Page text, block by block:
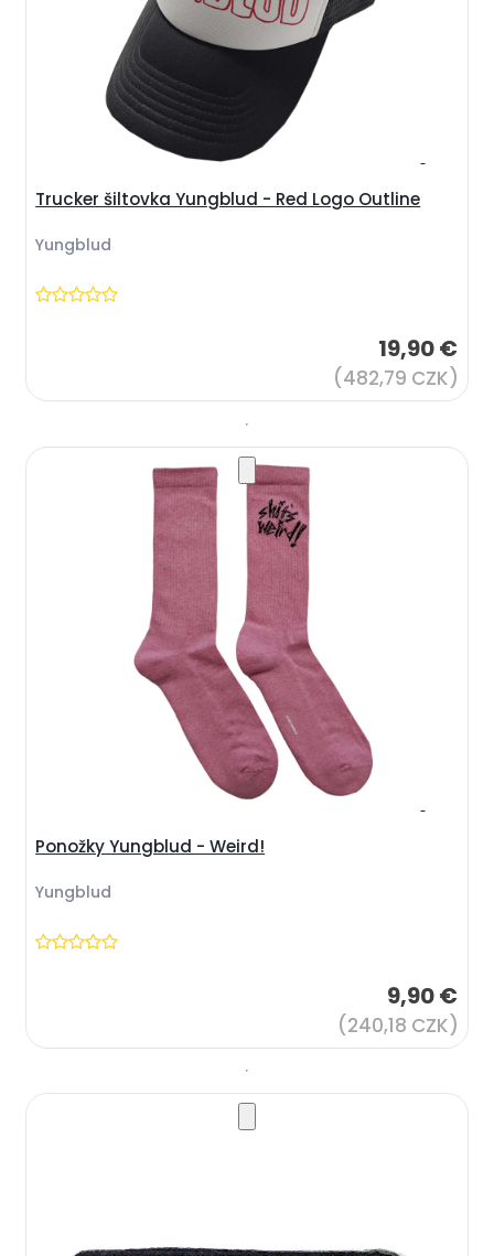
Trucker šiltovka Yungblud - Red Logo Outline
Yungblud
19,90 €
(482,79 CZK)
Ponožky Yungblud - Weird!
Yungblud
9,90 €
(240,18 CZK)